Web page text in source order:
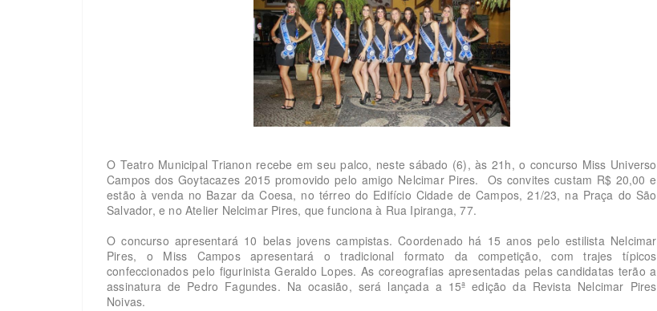
O Teatro Municipal Trianon recebe em seu palco, neste sábado (6), às 21h, o concurso Miss Universo
Campos dos Goytacazes 2015 promovido pelo amigo Nelcimar Pires. Os convites custam R$ 20,00 e
estão à venda no Bazar da Coesa, no térreo do Edifício Cidade de Campos, 21/23, na Praça do São
Salvador, e no Atelier Nelcimar Pires, que funciona à Rua Ipiranga, 77.
O concurso apresentará 10 belas jovens campistas. Coordenado há 15 anos pelo estilista Nelcimar
Pires, o Miss Campos apresentará o tradicional formato da competição, com trajes típicos
confeccionados pelo figurinista Geraldo Lopes. As coreografias apresentadas pelas candidatas terão a
assinatura de Pedro Fagundes. Na ocasião, será lançada a 15ª edição da Revista Nelcimar Pires
Noivas.